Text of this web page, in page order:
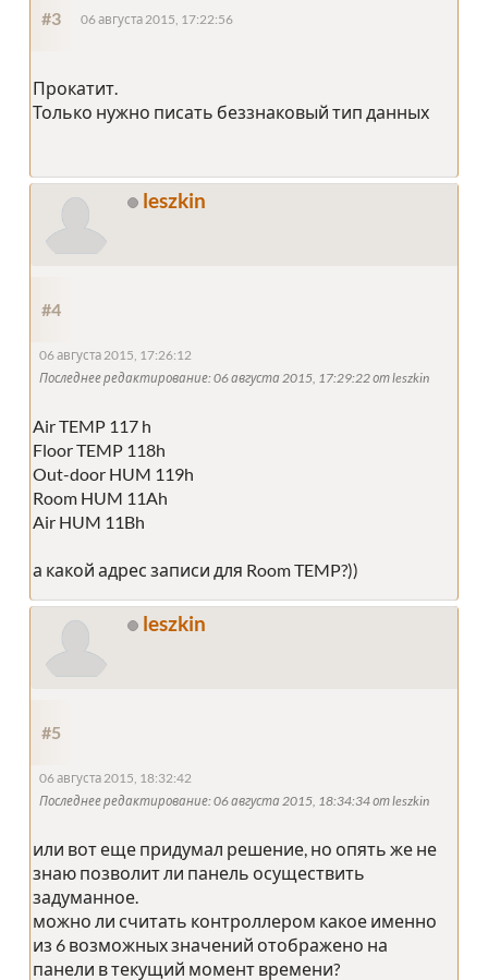
#3 06 августа 2015, 17:22:56
Прокатит.
Только нужно писать беззнаковый тип данных
leszkin
#4
06 августа 2015, 17:26:12
Последнее редактирование: 06 августа 2015, 17:29:22 от leszkin
Air TEMP 117 h
Floor TEMP 118h
Out-door HUM 119h
Room HUM 11Ah
Air HUM 11Bh
а какой адрес записи для Room TEMP?))
leszkin
#5
06 августа 2015, 18:32:42
Последнее редактирование: 06 августа 2015, 18:34:34 от leszkin
или вот еще придумал решение, но опять же не
знаю позволит ли панель осуществить
задуманное.
можно ли считать контроллером какое именно
из 6 возможных значений отображено на
панели в текущий момент времени?